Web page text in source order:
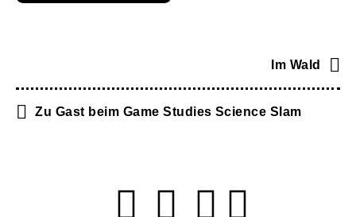
Im Wald
Zu Gast beim Game Studies Science Slam